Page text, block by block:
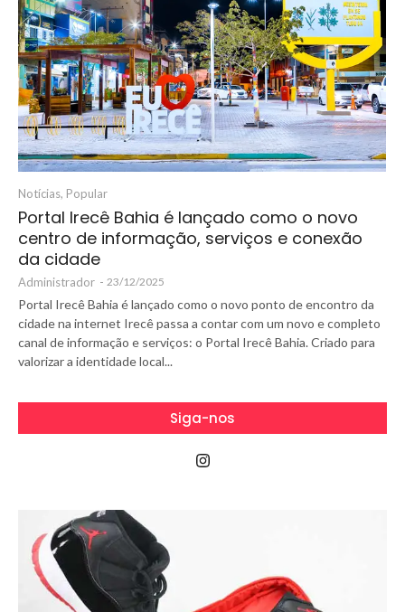
Notícias, Popular
Portal Irecê Bahia é lançado como o novo
centro de informação, serviços e conexão
da cidade
Administrador - 23/12/2025
Portal Irecê Bahia é lançado como o novo ponto de encontro da
cidade na internet Irecê passa a contar com um novo e completo
canal de informação e serviços: o Portal Irecê Bahia. Criado para
valorizar a identidade local...
Siga-nos